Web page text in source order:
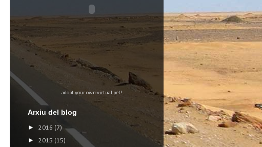
adopt your own virtual pet!
Arxiu del blog
► 2016 (7)
► 2015 (15)